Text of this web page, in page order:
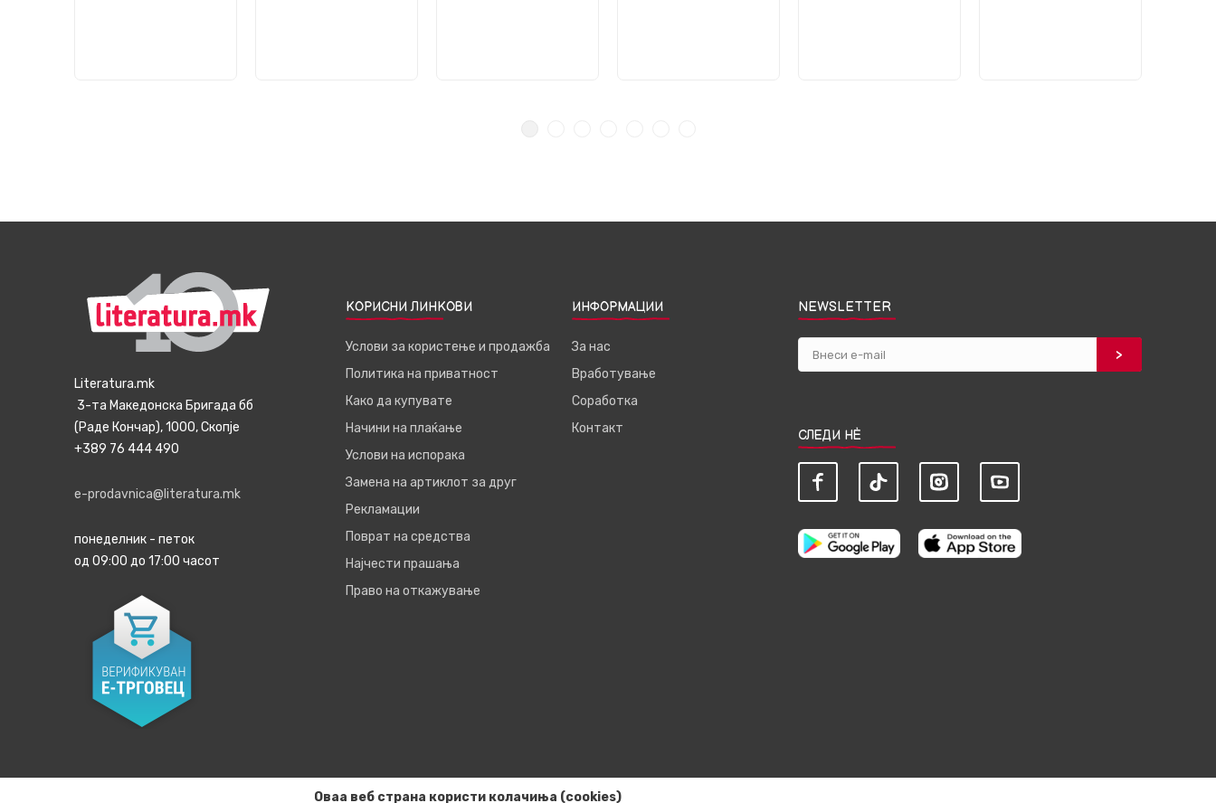
Literatura.mk
3-та Македонска Бригада бб
(Раде Кончар), 1000, Скопје
+389 76 444 490
e-prodavnica@literatura.mk
понеделник - петок
од 09:00 до 17:00 часот
КОРИСНИ ЛИНКОВИ
Услови за користење и продажба
Политика на приватност
Како да купувате
Начини на плаќање
Услови на испорака
Замена на артиклот за друг
Рекламации
Поврат на средства
Најчести прашања
Право на откажување
ИНФОРМАЦИИ
За нас
Вработување
Соработка
Контакт
NEWSLETTER
СЛЕДИ НЀ
Оваа веб страна користи колачиња (cookies)